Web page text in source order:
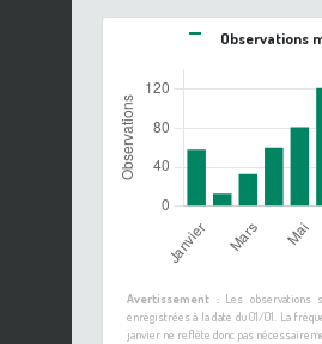
Observations
Avertissement :Les observations
enregistrées à la date du 01/01. La
janvier ne reflète donc pas